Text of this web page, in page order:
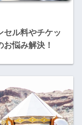
セル料やチケッ
悩み解決！